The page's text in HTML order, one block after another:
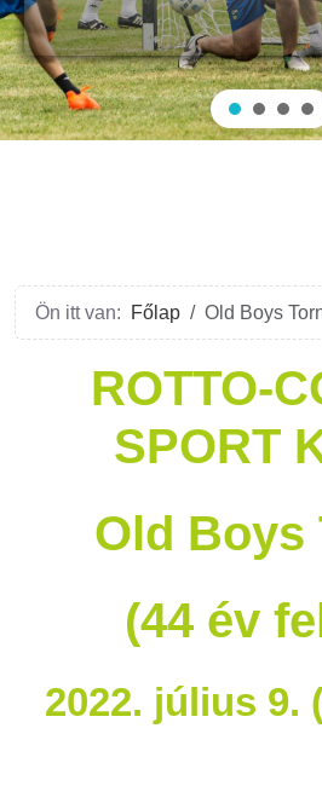
Ön itt van: Főlap Old Boys
ROTTO-
SPORT
Old Boys
(44 év
2022. július 9.